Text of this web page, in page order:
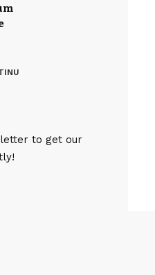
to get our